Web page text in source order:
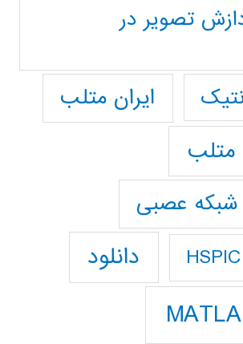
تصوير در
ایران متلب
متلب
شبکه عصبی
دانلود